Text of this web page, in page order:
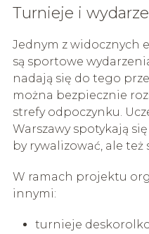
Turnieje i
Jednym z widocznych
są sportowe
nadają się do tego
można bezpiecznie
strefy odpoczynku.
Warszawy spotykają
by rywalizować, ale też
W ramach projektu
innymi:
turnieje